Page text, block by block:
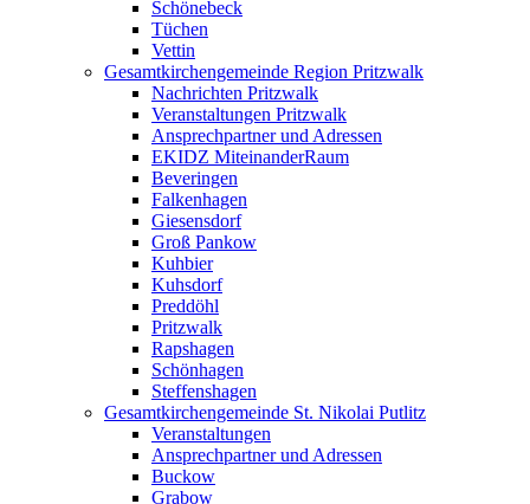
Schönebeck
Tüchen
Vettin
Gesamtkirchengemeinde Region Pritzwalk
Nachrichten Pritzwalk
Veranstaltungen Pritzwalk
Ansprechpartner und Adressen
EKIDZ MiteinanderRaum
Beveringen
Falkenhagen
Giesensdorf
Groß Pankow
Kuhbier
Kuhsdorf
Preddöhl
Pritzwalk
Rapshagen
Schönhagen
Steffenshagen
Gesamtkirchengemeinde St. Nikolai Putlitz
Veranstaltungen
Ansprechpartner und Adressen
Buckow
Grabow